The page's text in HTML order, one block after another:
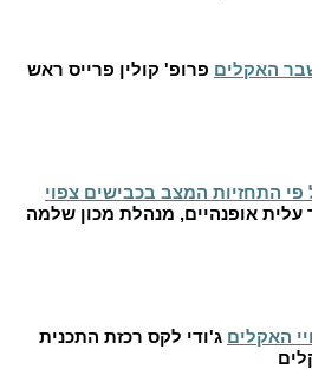
האקלים פרופ' קולין פרייס ראש
התחזיות המצב בכבישים צפוי
עלית אופנהיים, מנהלת מכון שלמה
האקלים ג'ודי לקס רכזת התכנית